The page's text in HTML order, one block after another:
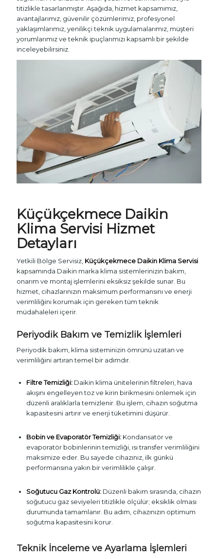
titizlikle tasarlanmıştır. Aşağıda, hizmet kapsamımız,
avantajlarımız, güvenilir çözümlerimiz, profesyonel
yaklaşımlarımız, yenilikçi teknik uygulamalarımız, müşteri
yorumlarımız ve teknik ipuçlarımızı kapsamlı bir şekilde
inceleyebilirsiniz.
Küçükçekmece Daikin
Klima Servisi Hizmet
Detayları
Yetkili Bölge Servisiz, Küçükçekmece Daikin Klima Servisi
kapsamında Daikin marka klima sistemlerinizin bakım,
onarım ve montaj işlemlerini eksiksiz şekilde sunar. Bu
hizmet, cihazlarınızın maksimum performansını ve enerji
verimliliğini korumak için gereken tüm teknik
müdahaleleri içerir.
Periyodik Bakım ve Temizlik İşlemleri
Periyodik bakım, klima sisteminizin ömrünü uzatan ve
verimliliğini artıran temel bir adımdır.
Filtre Temizliği:Daikin klima ünitelerinin filtreleri, hava
akışını engelleyen toz ve kirin birikmesini önlemek için
düzenli aralıklarla temizlenir. Bu işlem, cihazın soğutma
kapasitesini artırır ve enerji tüketimini düşürür.
Bobin ve Evaporatör Temizliği:Kondansatör ve
evaporatör bobinlerinin temizliği, ısı transfer verimliliğini
maksimize eder. Bu sayede cihazınız, ilk günkü
performansına yakın bir verimlilikle çalışır.
Soğutucu Gaz Kontrolü:Düzenli bakım sırasında, cihazın
soğutucu gaz seviyeleri titizlikle ölçülür; eksiklik olması
durumunda tamamlanır. Bu adım, cihazınızın optimum
soğutma kapasitesini korur.
Teknik İnceleme ve Ayarlama İşlemleri